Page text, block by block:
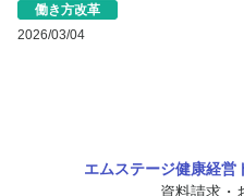
働き方改革
2026/03/04
エムステージ健康経営
資料請求・